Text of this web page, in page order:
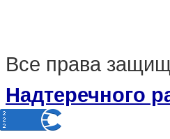
Все права
Надтеречного